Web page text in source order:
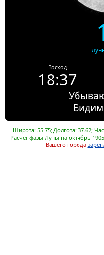
Восход
18:37
Широта: 55.75; Долгота: 37.62;
Расчет фазы Луны на октябрь
Вашего города